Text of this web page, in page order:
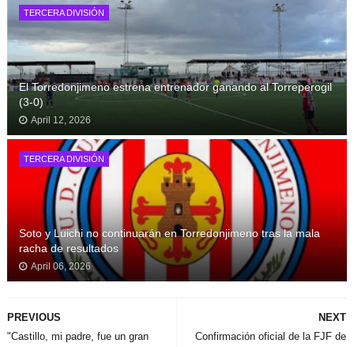
TERCERA DIVISIÓN
El Torredonjimeno estrena entrenador ganando al Torreperogil
(3-0)
April 12, 2026
TERCERA DIVISIÓN
Soto y Luichi no continuarán en Torredonjimeno tras la mala
racha de resultados
April 06, 2026
NEXT
Confirmación oficial de la FJF de
PREVIOUS
"Castillo, mi padre, fue un gran